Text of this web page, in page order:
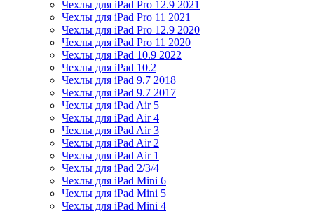
Чехлы для iPad Pro 12.9 2021
Чехлы для iPad Pro 11 2021
Чехлы для iPad Pro 12.9 2020
Чехлы для iPad Pro 11 2020
Чехлы для iPad 10.9 2022
Чехлы для iPad 10.2
Чехлы для iPad 9.7 2018
Чехлы для iPad 9.7 2017
Чехлы для iPad Air 5
Чехлы для iPad Air 4
Чехлы для iPad Air 3
Чехлы для iPad Air 2
Чехлы для iPad Air 1
Чехлы для iPad 2/3/4
Чехлы для iPad Mini 6
Чехлы для iPad Mini 5
Чехлы для iPad Mini 4